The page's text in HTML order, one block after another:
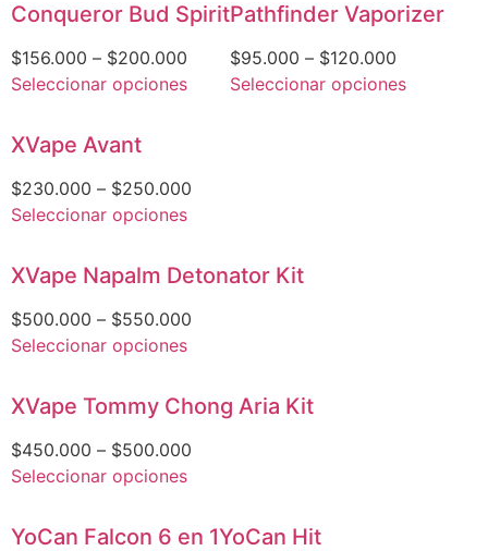
Conqueror Bud Spirit
$156.000 – $200.000
Seleccionar opciones
Pathfinder Vaporizer
$95.000 – $120.000
Seleccionar opciones
XVape Avant
$230.000 – $250.000
Seleccionar opciones
XVape Napalm Detonator Kit
$500.000 – $550.000
Seleccionar opciones
XVape Tommy Chong Aria Kit
$450.000 – $500.000
Seleccionar opciones
YoCan Falcon 6 en 1YoCan Hit